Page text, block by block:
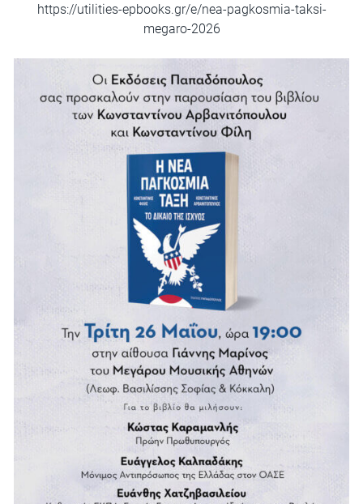
https://utilities-epbooks.gr/e/nea-pagkosmia-taksi-
megaro-2026